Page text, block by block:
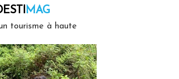
MAG
tourisme à haute